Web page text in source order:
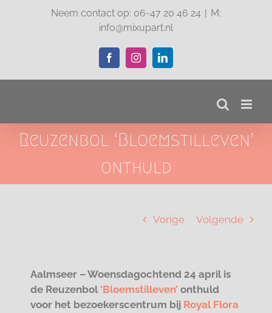
Neem contact op: 06-47 20 46 24 | M:
info@mixupart.nl
FacebookInstagramLinkedIn
Reuzenbol ‘Bloemstilleven’
onthuld
Vorige Volgende
Aalmseer – Woensdagochtend 24 april is
de Reuzenbol ‘Bloemstilleven’ onthuld
voor het bezoekerscentrum bij Royal Flora